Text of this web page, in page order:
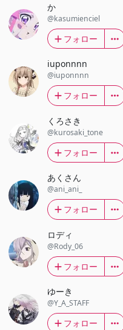
か
@kasumienciel
フォロー
iuponnnn
@iuponnnn
フォロー
くろさき
@kurosaki_tone
フォロー
あくさん
@ani_ani_
フォロー
ロディ
@Rody_06
フォロー
ゆーき
@Y_A_STAFF
フォロー